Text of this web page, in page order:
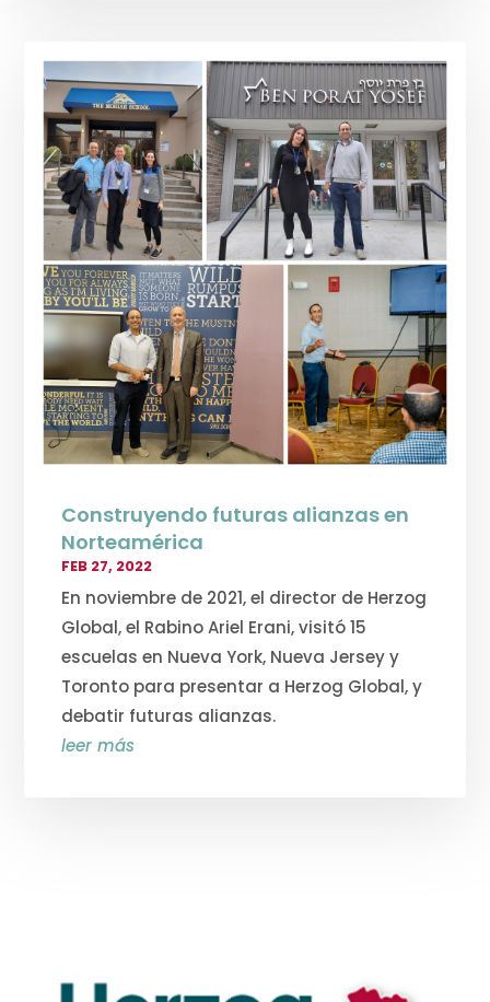
Construyendo futuras alianzas en
Norteamérica
FEB 27, 2022
En noviembre de 2021, el director de Herzog
Global, el Rabino Ariel Erani, visitó 15
escuelas en Nueva York, Nueva Jersey y
Toronto para presentar a Herzog Global, y
debatir futuras alianzas.
leer más